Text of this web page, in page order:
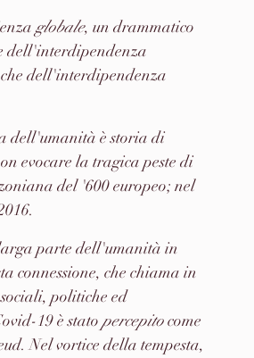
globale, un drammatico
dell'interdipendenza
dell'interdipendenza
dell'umanità è storia di
evocare la tragica peste di
del '600 europeo; nel
parte dell'umanità in
connessione, che chiama in
politiche ed
19 è stato percepito come
Nel vortice della tempesta,